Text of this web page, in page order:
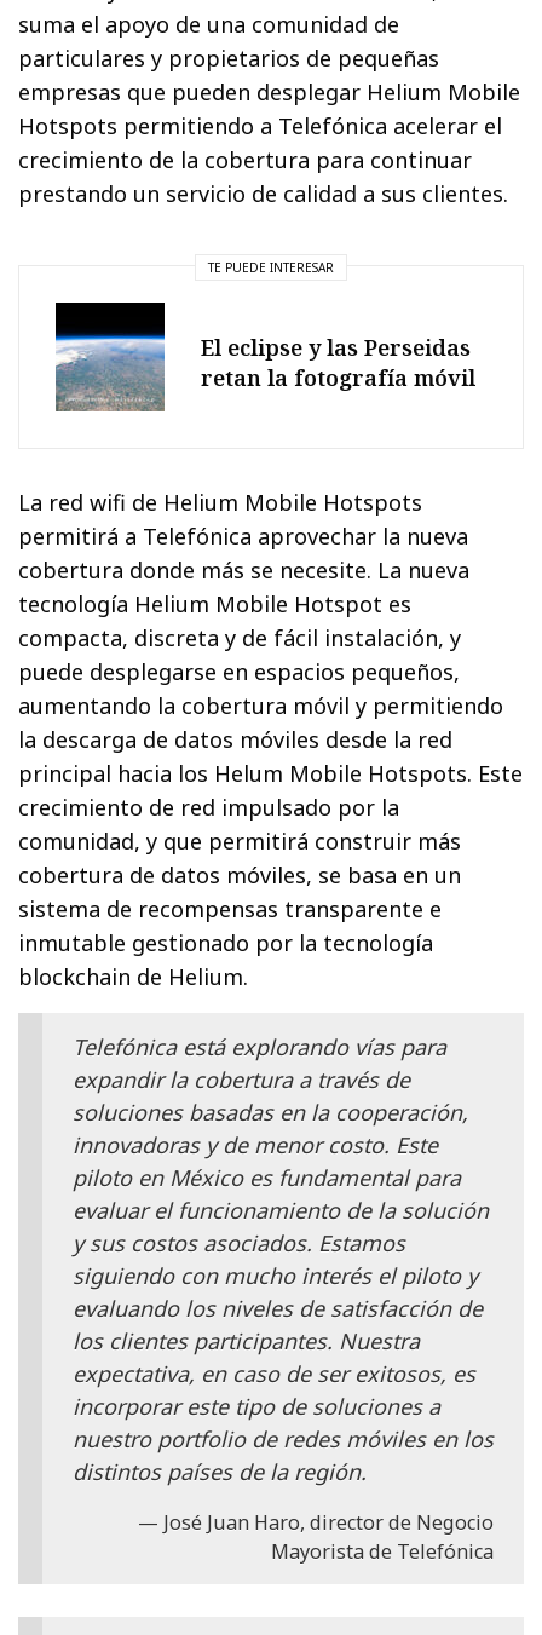
suma el apoyo de una comunidad de
particulares y propietarios de pequeñas
empresas que pueden desplegar Helium Mobile
Hotspots permitiendo a Telefónica acelerar el
crecimiento de la cobertura para continuar
prestando un servicio de calidad a sus clientes.
TE PUEDE INTERESAR
El eclipse y las Perseidas
retan la fotografía móvil
La red wifi de Helium Mobile Hotspots
permitirá a Telefónica aprovechar la nueva
cobertura donde más se necesite. La nueva
tecnología Helium Mobile Hotspot es
compacta, discreta y de fácil instalación, y
puede desplegarse en espacios pequeños,
aumentando la cobertura móvil y permitiendo
la descarga de datos móviles desde la red
principal hacia los Helum Mobile Hotspots. Este
crecimiento de red impulsado por la
comunidad, y que permitirá construir más
cobertura de datos móviles, se basa en un
sistema de recompensas transparente e
inmutable gestionado por la tecnología
blockchain de Helium.
Telefónica está explorando vías para
expandir la cobertura a través de
soluciones basadas en la cooperación,
innovadoras y de menor costo. Este
piloto en México es fundamental para
evaluar el funcionamiento de la solución
y sus costos asociados. Estamos
siguiendo con mucho interés el piloto y
evaluando los niveles de satisfacción de
los clientes participantes. Nuestra
expectativa, en caso de ser exitosos, es
incorporar este tipo de soluciones a
nuestro portfolio de redes móviles en los
distintos países de la región.
José Juan Haro, director de Negocio
Mayorista de Telefónica